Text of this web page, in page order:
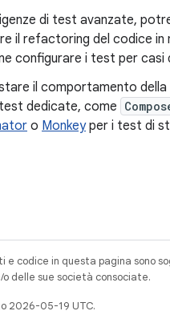
di test avanzate,
il refactoring del codice
configurare i test per casi
il comportamento
dedicate, come
o Monkeyper i test di
e codice in questa pagina sono
delle sue società consociate.
2026-05-19 UTC.